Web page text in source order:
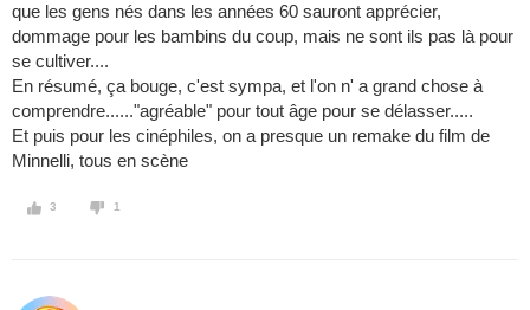
que les gens nés dans les années 60 sauront apprécier,
dommage pour les bambins du coup, mais ne sont ils pas là pour
se cultiver....
En résumé, ça bouge, c'est sympa, et l'on n' a grand chose à
comprendre......"agréable" pour tout âge pour se délasser.....
Et puis pour les cinéphiles, on a presque un remake du film de
Minnelli, tous en scène
3 1